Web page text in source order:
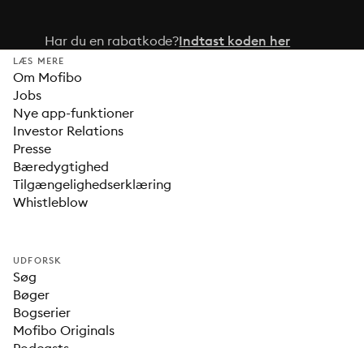
Har du en rabatkode?Indtast koden her
LÆS MERE
Om Mofibo
Jobs
Nye app-funktioner
Investor Relations
Presse
Bæredygtighed
Tilgængelighedserklæring
Whistleblow
UDFORSK
Søg
Bøger
Bogserier
Mofibo Originals